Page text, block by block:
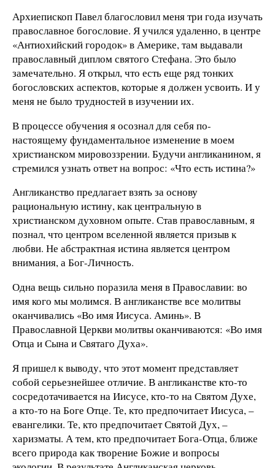
Архиепископ Павел благословил меня три года изучать
православное богословие. Я учился удаленно, в центре
«Антиохийский городок» в Америке, там выдавали
православный диплом святого Стефана. Это было
замечательно. Я открыл, что есть еще ряд тонких
богословских аспектов, которые я должен усвоить. И у
меня не было трудностей в изучении их.
В процессе обучения я осознал для себя по-
настоящему фундаментальное изменение в моем
христианском мировоззрении. Будучи англиканином, я
стремился узнать ответ на вопрос: «Что есть истина?»
Англиканство предлагает взять за основу
рациональную истину, как центральную в
христианском духовном опыте. Став православным, я
познал, что центром вселенной является призыв к
любви. Не абстрактная истина является центром
внимания, а Бог-Личность.
Одна вещь сильно поразила меня в Православии: во
имя кого мы молимся. В англиканстве все молитвы
оканчивались «Во имя Иисуса. Аминь». В
Православной Церкви молитвы оканчиваются: «Во имя
Отца и Сына и Святаго Духа».
Я пришел к выводу, что этот момент представляет
собой серьезнейшее отличие. В англиканстве кто-то
сосредотачивается на Иисусе, кто-то на Святом Духе,
а кто-то на Боге Отце. Те, кто предпочитает Иисуса, –
евангелики. Те, кто предпочитает Святой Дух, –
харизматы. А тем, кто предпочитает Бога-Отца, ближе
всего природа как творение Божие и вопросы